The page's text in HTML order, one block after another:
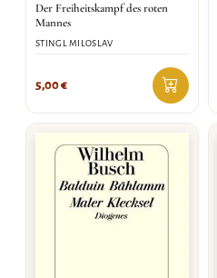
Der Freiheitskampf des roten
Mannes
STINGL MILOSLAV
5,00€